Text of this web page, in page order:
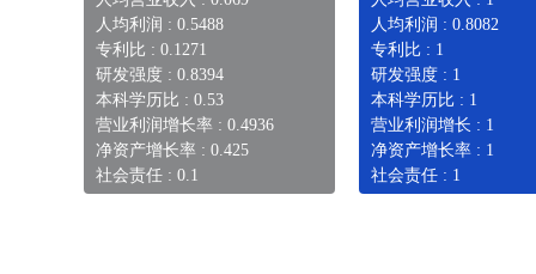
人均利润 : 0.5488
专利比 : 0.1271
研发强度 : 0.8394
本科学历比 : 0.53
营业利润增长率 : 0.4936
净资产增长率 : 0.425
社会责任 : 0.1
人均利润 : 0.8082
专利比 : 1
研发强度 : 1
本科学历比 : 1
营业利润增长 : 1
净资产增长率 : 1
社会责任 : 1